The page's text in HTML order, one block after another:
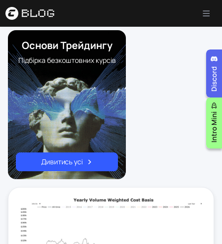
Основи Трейдингу
Підбірка безкоштовних курсів
Дивитись усі